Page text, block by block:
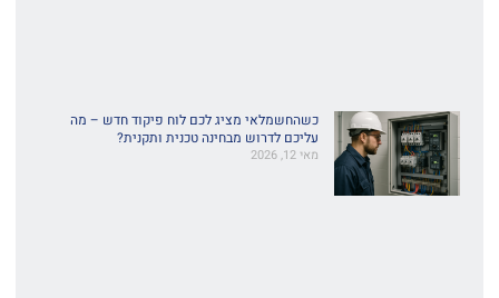
כשהחשמלאי מציג לכם לוח פיקוד חדש – מה
עליכם לדרוש מבחינה טכנית ותקנית?
מאי 12, 2026